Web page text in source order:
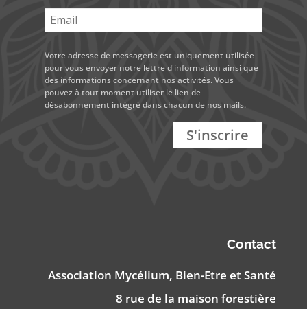
Votre adresse de messagerie est uniquement utilisée
pour vous envoyer notre lettre d'information ainsi que
des informations concernant nos activités. Vous
pouvez à tout moment utiliser le lien de
désabonnement intégré dans chacun de nos mails.
Contact
Association Mycélium, Bien-Etre et Santé
8 rue de la maison forestière